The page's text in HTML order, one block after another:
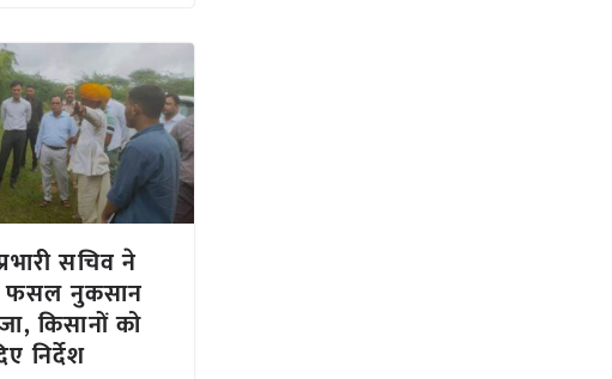
सचिव ने
फसल नुकसान
किसानों को
निर्देश